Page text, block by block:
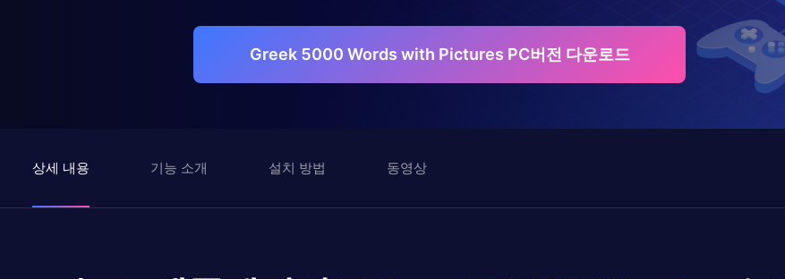
Greek 5000 Words with Pictures PC버전 다운로드
상세 내용 기능 소개 설치 방법 동영상